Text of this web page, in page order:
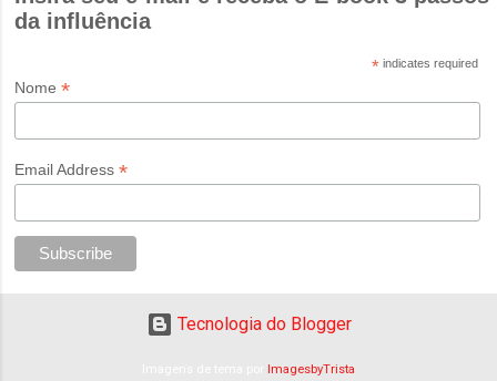
da influência
*indicates required
Nome*
Email Address*
Tecnologia do Blogger
ImagesbyTrista